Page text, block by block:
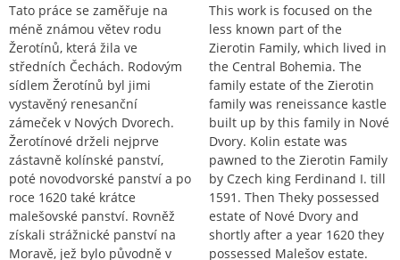
Tato práce se zaměřuje na
méně známou větev rodu
Žerotínů, která žila ve
středních Čechách. Rodovým
sídlem Žerotínů byl jimi
vystavěný renesanční
zámeček v Nových Dvorech.
Žerotínové drželi nejprve
zástavně kolínské panství,
poté novodvorské panství a po
roce 1620 také krátce
malešovské panství. Rovněž
získali strážnické panství na
Moravě, jež bylo původně v
This work is focused on the
less known part of the
Zierotin Family, which lived in
the Central Bohemia. The
family estate of the Zierotin
family was reneissance kastle
built up by this family in Nové
Dvory. Kolin estate was
pawned to the Zierotin Family
by Czech king Ferdinand I. till
1591. Then Theky possessed
estate of Nové Dvory and
shortly after a year 1620 they
possessed Malešov estate.